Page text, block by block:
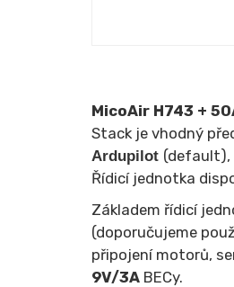
MicoAir H743 +
Stack je vhodný
Ardupilot (default),
Řídicí jednotka
Základem řídicí
(doporučujeme
připojení motorů,
9V/3A BECy.